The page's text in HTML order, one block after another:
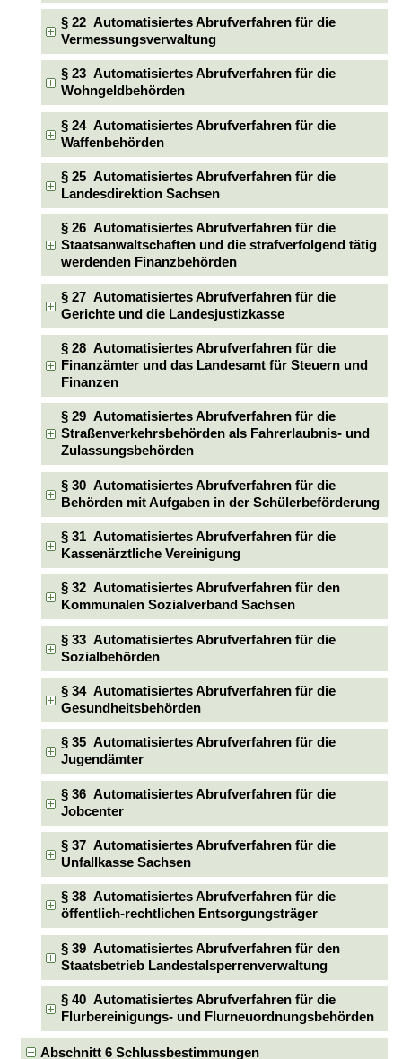
§ 22 Automatisiertes Abrufverfahren für die
Vermessungsverwaltung
§ 23 Automatisiertes Abrufverfahren für die
Wohngeldbehörden
§ 24 Automatisiertes Abrufverfahren für die
Waffenbehörden
§ 25 Automatisiertes Abrufverfahren für die
Landesdirektion Sachsen
§ 26 Automatisiertes Abrufverfahren für die
Staatsanwaltschaften und die strafverfolgend tätig
werdenden Finanzbehörden
§ 27 Automatisiertes Abrufverfahren für die
Gerichte und die Landesjustizkasse
§ 28 Automatisiertes Abrufverfahren für die
Finanzämter und das Landesamt für Steuern und
Finanzen
§ 29 Automatisiertes Abrufverfahren für die
Straßenverkehrsbehörden als Fahrerlaubnis- und
Zulassungsbehörden
§ 30 Automatisiertes Abrufverfahren für die
Behörden mit Aufgaben in der Schülerbeförderung
§ 31 Automatisiertes Abrufverfahren für die
Kassenärztliche Vereinigung
§ 32 Automatisiertes Abrufverfahren für den
Kommunalen Sozialverband Sachsen
§ 33 Automatisiertes Abrufverfahren für die
Sozialbehörden
§ 34 Automatisiertes Abrufverfahren für die
Gesundheitsbehörden
§ 35 Automatisiertes Abrufverfahren für die
Jugendämter
§ 36 Automatisiertes Abrufverfahren für die
Jobcenter
§ 37 Automatisiertes Abrufverfahren für die
Unfallkasse Sachsen
§ 38 Automatisiertes Abrufverfahren für die
öffentlich-rechtlichen Entsorgungsträger
§ 39 Automatisiertes Abrufverfahren für den
Staatsbetrieb Landestalsperrenverwaltung
§ 40 Automatisiertes Abrufverfahren für die
Flurbereinigungs- und Flurneuordnungsbehörden
Abschnitt 6 Schlussbestimmungen